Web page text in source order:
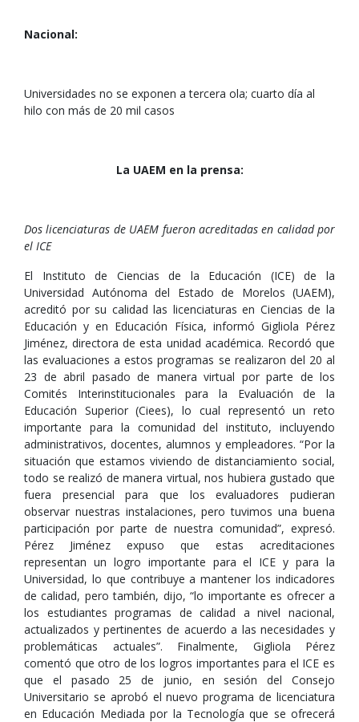
Nacional:
Universidades no se exponen a tercera ola; cuarto día al
hilo con más de 20 mil casos
La UAEM en la prensa:
Dos licenciaturas de UAEM fueron acreditadas en calidad por
el ICE
El Instituto de Ciencias de la Educación (ICE) de la
Universidad Autónoma del Estado de Morelos (UAEM),
acreditó por su calidad las licenciaturas en Ciencias de la
Educación y en Educación Física, informó Gigliola Pérez
Jiménez, directora de esta unidad académica. Recordó que
las evaluaciones a estos programas se realizaron del 20 al
23 de abril pasado de manera virtual por parte de los
Comités Interinstitucionales para la Evaluación de la
Educación Superior (Ciees), lo cual representó un reto
importante para la comunidad del instituto, incluyendo
administrativos, docentes, alumnos y empleadores. “Por la
situación que estamos viviendo de distanciamiento social,
todo se realizó de manera virtual, nos hubiera gustado que
fuera presencial para que los evaluadores pudieran
observar nuestras instalaciones, pero tuvimos una buena
participación por parte de nuestra comunidad”, expresó.
Pérez Jiménez expuso que estas acreditaciones
representan un logro importante para el ICE y para la
Universidad, lo que contribuye a mantener los indicadores
de calidad, pero también, dijo, “lo importante es ofrecer a
los estudiantes programas de calidad a nivel nacional,
actualizados y pertinentes de acuerdo a las necesidades y
problemáticas actuales”. Finalmente, Gigliola Pérez
comentó que otro de los logros importantes para el ICE es
que el pasado 25 de junio, en sesión del Consejo
Universitario se aprobó el nuevo programa de licenciatura
en Educación Mediada por la Tecnología que se ofrecerá